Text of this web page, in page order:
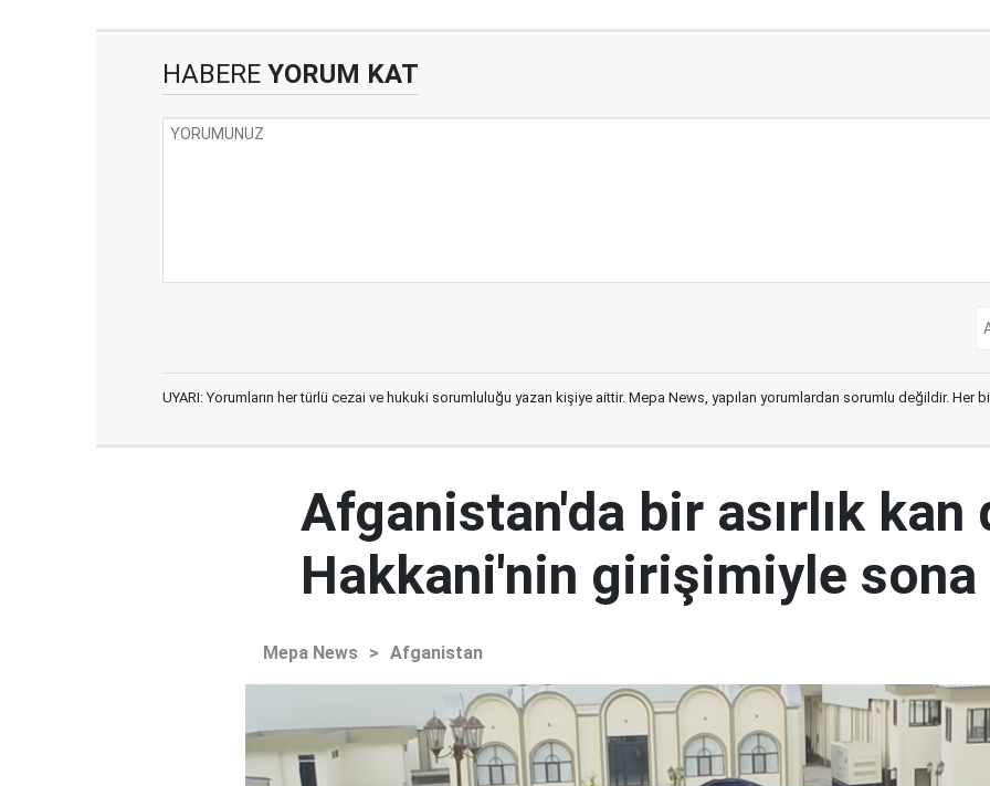
HABERE YORUM KAT
UYARI: Yorumların her türlü cezai ve hukuki sorumluluğu yazan kişiye aittir. Mepa News, yapılan yorumlardan sorumlu değildir. Her
Afganistan'da bir asırlık kan
Hakkani'nin girişimiyle
Mepa News > Afganistan